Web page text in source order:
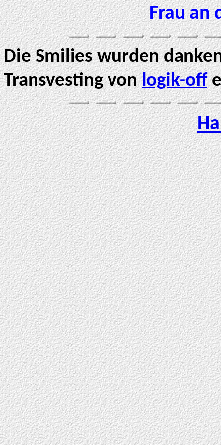
Frau an
Die Smilies wurden
Transvesting vonlogik-off